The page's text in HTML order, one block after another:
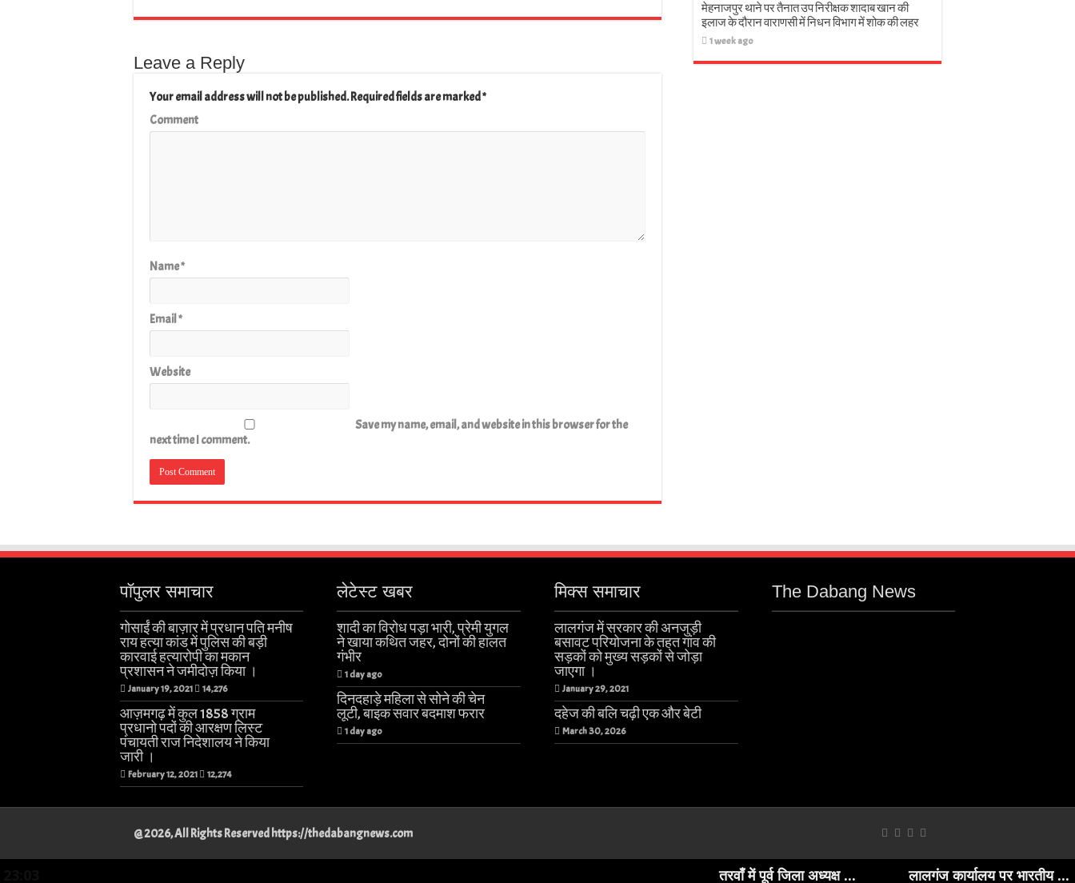
Leave a Reply
Your email address will not be published.Required fields are marked*
Comment
Name*
Email*
Website
Save my name, email, and website in this browser for the
next time I comment.
मेहनाजपुर थाने पर तैनात उप निरीक्षक शादाब खान की
इलाज के दौरान वाराणसी में निधन विभाग में शोक की लहर
1 week ago
पॉपुलर समाचार
गोसाईं की बाज़ार में प्रधान पति मनीष
राय हत्या कांड में पुलिस की बड़ी
कारवाई हत्यारोपी का मकान
प्रशासन ने जमीदोज़ किया ।
January 19, 2021 14,276
आज़मगढ़ में कुल 1858 ग्राम
प्रधानो पदों की आरक्षण लिस्ट
पंचायती राज निदेशालय ने किया
जारी ।
February 12, 2021 12,274
लेटेस्ट खबर
शादी का विरोध पड़ा भारी, प्रेमी युगल
ने खाया कथित जहर, दोनों की हालत
गंभीर
1 day ago
दिनदहाड़े महिला से सोने की चेन
लूटी, बाइक सवार बदमाश फरार
1 day ago
मिक्स समाचार
लालगंज में सरकार की अनजुड़ी
बसावट परियोजना के तहत गांव की
सड़कों को मुख्य सड़कों से जोड़ा
जाएगा ।
January 29, 2021
दहेज की बलि चढ़ी एक और बेटी
March 30, 2026
The Dabang News
@ 2026, All Rights Reserved https://thedabangnews.com
तरवाँ में पूर्व जिला अध्यक्ष ... लालगंज कार्यालय पर भारतीय ...